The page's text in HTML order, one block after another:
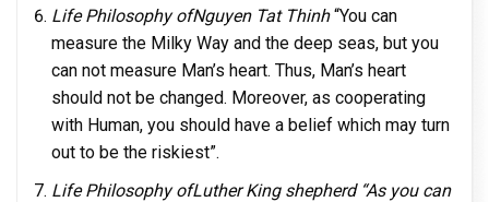
Life Philosophy ofNguyen Tat Thinh“You can
measure the Milky Way and the deep seas, but you
can not measure Man’s heart. Thus, Man’s heart
should not be changed. Moreover, as cooperating
with Human, you should have a belief which may turn
out to be the riskiest”.
Life Philosophy ofLuther King shepherd “As you can